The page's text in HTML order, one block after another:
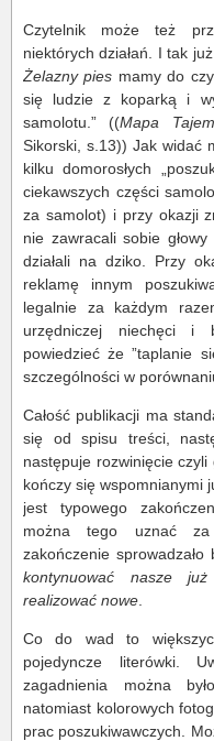
Czytelnik może też
niektórych działań. I tak
Żelazny pies mamy do
się ludzie z koparką i
samolotu.” ((Mapa
Sikorski, s.13)) Jak widać
kilku domorosłych
ciekawszych części
za samolot) i przy okazji
nie zawracali sobie
działali na dziko. Przy
reklamę innym
legalnie za każdym
urzędniczej niechęci i
powiedzieć że ”taplanie
szczególności w
Całość publikacji ma
się od spisu treści,
następuje rozwinięcie czyli
kończy się wspomnianymi
jest typowego
można tego uznać
zakończenie
kontynuować nasze
realizować nowe
Co do wad to
pojedyncze literówki.
zagadnienia można
natomiast kolorowych
prac poszukiwawczych.